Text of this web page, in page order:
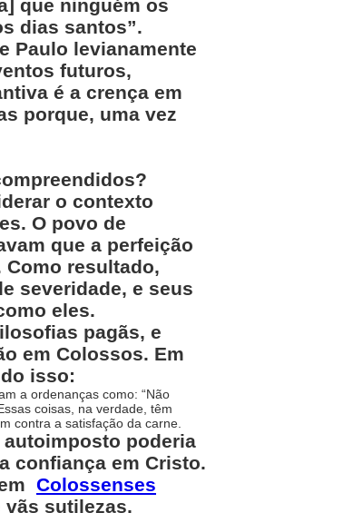
que ninguém os
dias santos”.
Paulo levianamente
futuros,
é a crença em
porque, uma vez
o contexto
O povo de
que a perfeição
Como resultado,
severidade, e seus
eles.
pagãs, e
em Colossos. Em
isso:
a ordenanças como: “Não
coisas, na verdade, têm
contra a satisfação da carne.
poderia
confiança em Cristo.
Colossenses
vãs sutilezas,